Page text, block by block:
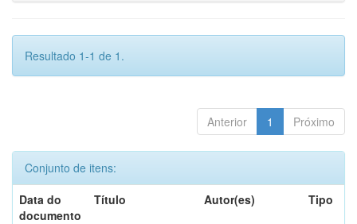
Resultado 1-1 de 1.
Anterior 1 Próximo
Conjunto de itens:
Data do
documento
Título Autor(es) Tipo